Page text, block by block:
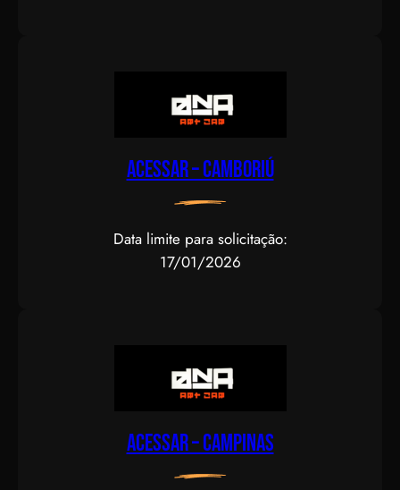
Acessar – CAMBORIÚ
Data limite para solicitação:
17/01/2026
Acessar – CAMPINAS